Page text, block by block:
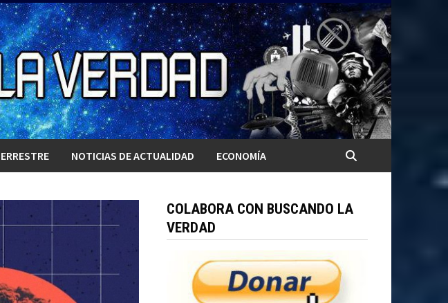
NOTICIAS DE ACTUALIDAD ECONOMÍA
COLABORA CON BUSCANDO LA
VERDAD